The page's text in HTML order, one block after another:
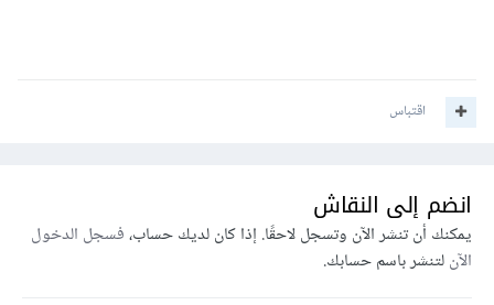
اقتباس
انضم إلى النقاش
يمكنك أن تنشر الآن وتسجل لاحقًا. إذا كان لديك حساب،فسجل الدخول
الآنلتنشر باسم حسابك.